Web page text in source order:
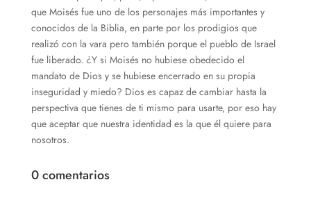
que Moisés fue uno de los personajes más importantes y
conocidos de la Biblia, en parte por los prodigios que
realizó con la vara pero también porque el pueblo de Israel
fue liberado. ¿Y si Moisés no hubiese obedecido el
mandato de Dios y se hubiese encerrado en su propia
inseguridad y miedo? Dios es capaz de cambiar hasta la
perspectiva que tienes de ti mismo para usarte, por eso hay
que aceptar que nuestra identidad es la que él quiere para
nosotros.
0 comentarios